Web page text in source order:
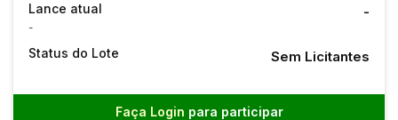
Lance atual
-
-
Status do Lote Sem Licitantes
Faça Login para participar